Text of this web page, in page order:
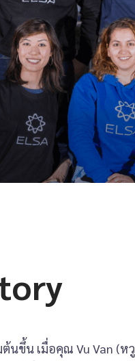
ต้นขึ้น เมื่อคุณ Vu Van (หวู